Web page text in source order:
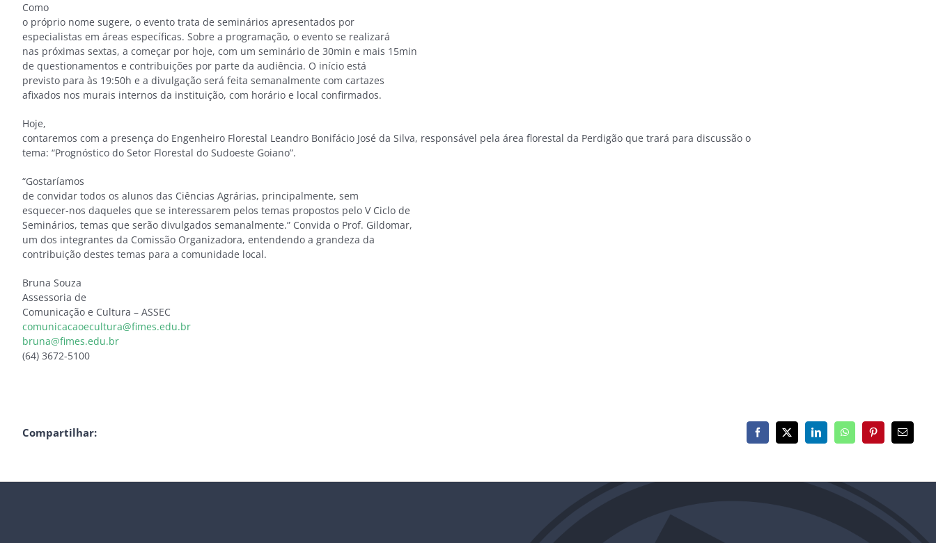
Como
o próprio nome sugere, o evento trata de seminários apresentados por
especialistas em áreas específicas. Sobre a programação, o evento se realizará
nas próximas sextas, a começar por hoje, com um seminário de 30min e mais 15min
de questionamentos e contribuições por parte da audiência. O início está
previsto para às 19:50h e a divulgação será feita semanalmente com cartazes
afixados nos murais internos da instituição, com horário e local confirmados.
Hoje,
contaremos com a presença do Engenheiro Florestal Leandro Bonifácio José da Silva, responsável pela área florestal da Perdigão que trará para discussão o
tema: “Prognóstico do Setor Florestal do Sudoeste Goiano”.
“Gostaríamos
de convidar todos os alunos das Ciências Agrárias, principalmente, sem
esquecer-nos daqueles que se interessarem pelos temas propostos pelo V Ciclo de
Seminários, temas que serão divulgados semanalmente.” Convida o Prof. Gildomar,
um dos integrantes da Comissão Organizadora, entendendo a grandeza da
contribuição destes temas para a comunidade local.
Bruna Souza
Assessoria de
Comunicação e Cultura – ASSEC
comunicacaoecultura@fimes.edu.br
bruna@fimes.edu.br
(64) 3672-5100
Compartilhar: Facebook
X LinkedInWhatsAppPinterest
E-
mail